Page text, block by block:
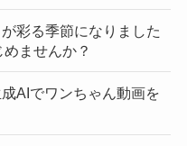
彩る季節になりました
ませんか？
AIでワンちゃん動画を